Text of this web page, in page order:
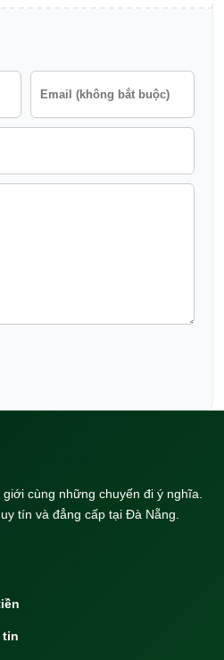
cùng những chuyến đi ý nghĩa.
tín và đẳng cấp tại Đà Nẵng.
tin